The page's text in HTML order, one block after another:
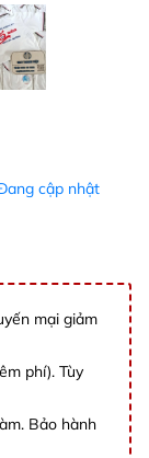
cập nhật
mại giảm
phí). Tùy
Bảo hành